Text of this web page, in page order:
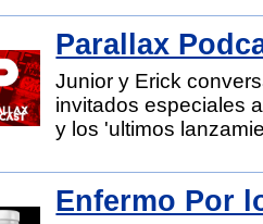
Parallax
Junior y Erick
invitados especiales
y los 'ultimos
Enfermo Por